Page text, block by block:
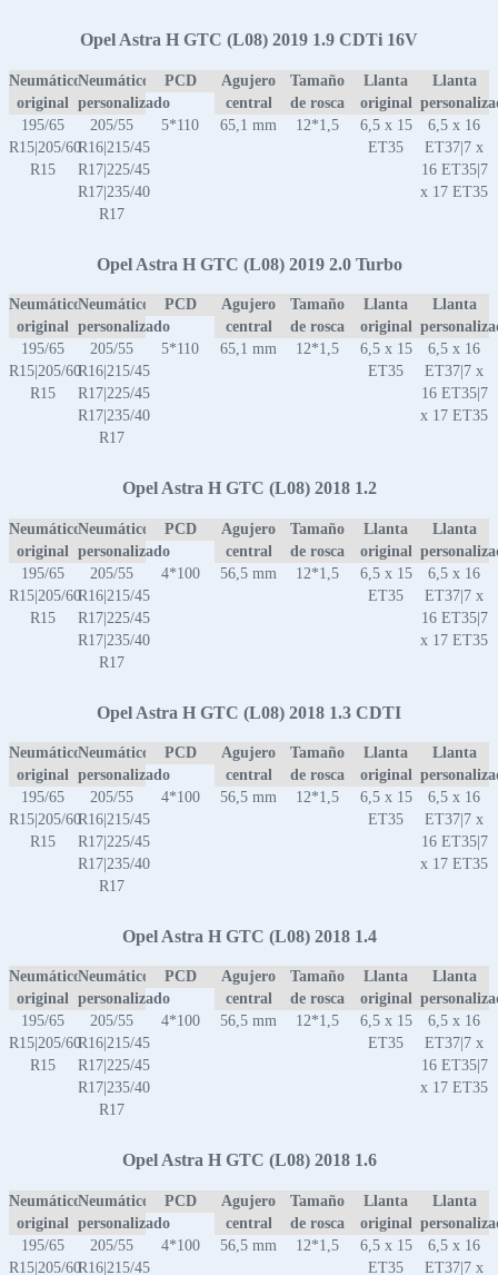
Opel Astra H GTC (L08) 2019 1.9 CDTi 16V
Neumático
original
Neumático
personalizado
PCD
Agujero
central
Tamaño
de rosca
Llanta
original
Llanta
195/65
R15|205/60
R15
205/55
R16|215/45
R17|225/45
R17|235/40
R17
5*110 65,1 mm 12*1,5
6,5 x 15
ET35
6,5 x 16
ET37|7 x
16 ET35|7
x 17 ET35
Opel Astra H GTC (L08) 2019 2.0 Turbo
Neumático
original
Neumático
personalizado
PCD
Agujero
central
Tamaño
de rosca
Llanta
original
Llanta
195/65
R15|205/60
R15
205/55
R16|215/45
R17|225/45
R17|235/40
R17
5*110 65,1 mm 12*1,5
6,5 x 15
ET35
6,5 x 16
ET37|7 x
16 ET35|7
x 17 ET35
Opel Astra H GTC (L08) 2018 1.2
Neumático
original
Neumático
personalizado
PCD
Agujero
central
Tamaño
de rosca
Llanta
original
Llanta
195/65
R15|205/60
R15
205/55
R16|215/45
R17|225/45
R17|235/40
R17
4*100 56,5 mm 12*1,5
6,5 x 15
ET35
6,5 x 16
ET37|7 x
16 ET35|7
x 17 ET35
Opel Astra H GTC (L08) 2018 1.3 CDTI
Neumático
original
Neumático
personalizado
PCD
Agujero
central
Tamaño
de rosca
Llanta
original
Llanta
195/65
R15|205/60
R15
205/55
R16|215/45
R17|225/45
R17|235/40
R17
4*100 56,5 mm 12*1,5
6,5 x 15
ET35
6,5 x 16
ET37|7 x
16 ET35|7
x 17 ET35
Opel Astra H GTC (L08) 2018 1.4
Neumático
original
Neumático
personalizado
PCD
Agujero
central
Tamaño
de rosca
Llanta
original
Llanta
195/65
R15|205/60
R15
205/55
R16|215/45
R17|225/45
R17|235/40
R17
4*100 56,5 mm 12*1,5
6,5 x 15
ET35
6,5 x 16
ET37|7 x
16 ET35|7
x 17 ET35
Opel Astra H GTC (L08) 2018 1.6
Neumático
original
Neumático
personalizado
PCD
Agujero
central
Tamaño
de rosca
Llanta
original
Llanta
195/65
R15|205/60
205/55
R16|215/45
4*100 56,5 mm 12*1,5
6,5 x 15
ET35
6,5 x 16
ET37|7 x